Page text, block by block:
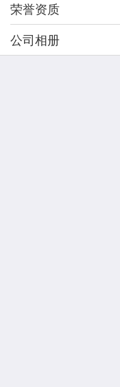
荣誉资质
公司相册